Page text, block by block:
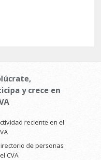
y crece en
reciente en el
de personas
CVA